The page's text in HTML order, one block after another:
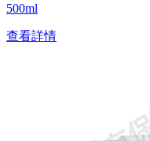
500ml
查看詳情